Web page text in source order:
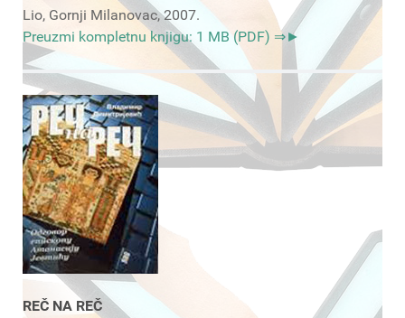
Lio, Gornji Milanovac, 2007.
Preuzmi kompletnu knjigu: 1 MB (PDF) ⇒►
REČ NA REČ